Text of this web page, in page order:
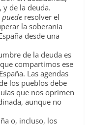
y de la deuda.
puede resolver el
la soberanía
desde una
de la deuda es
compartimos ese
Las agendas
los pueblos debe
que nos oprimen
aunque no
o, incluso, los